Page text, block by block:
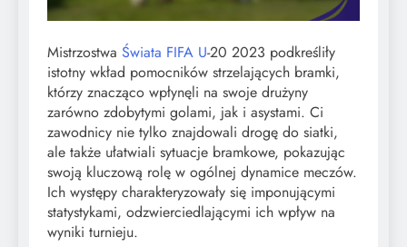
Mistrzostwa Świata FIFA U-20 2023 podkreśliły
istotny wkład pomocników strzelających bramki,
którzy znacząco wpłynęli na swoje drużyny
zarówno zdobytymi golami, jak i asystami. Ci
zawodnicy nie tylko znajdowali drogę do siatki,
ale także ułatwiali sytuacje bramkowe, pokazując
swoją kluczową rolę w ogólnej dynamice meczów.
Ich występy charakteryzowały się imponującymi
statystykami, odzwierciedlającymi ich wpływ na
wyniki turnieju.